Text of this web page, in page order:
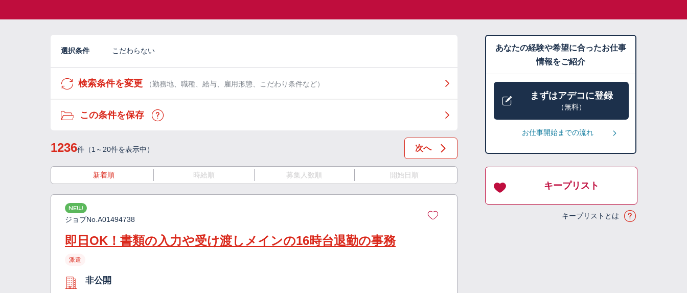
選択条件 こだわらない
検索条件を変更 （勤務地、職種、給与、雇用形態、こだわり条件など）
この条件を保存
1236件（1～20件を表示中） 次へ
新着順 時給順 募集人数順 開始日順
NEW
ジョブNo. A01494738
即日OK！書類の入力や受け渡しメインの16時台退勤の事務
派遣
非公開
あなたの経験や希望に合ったお仕事
情報をご紹介
まずはアデコに登録
（無料）
お仕事開始までの流れ
キープリスト
キープリストとは